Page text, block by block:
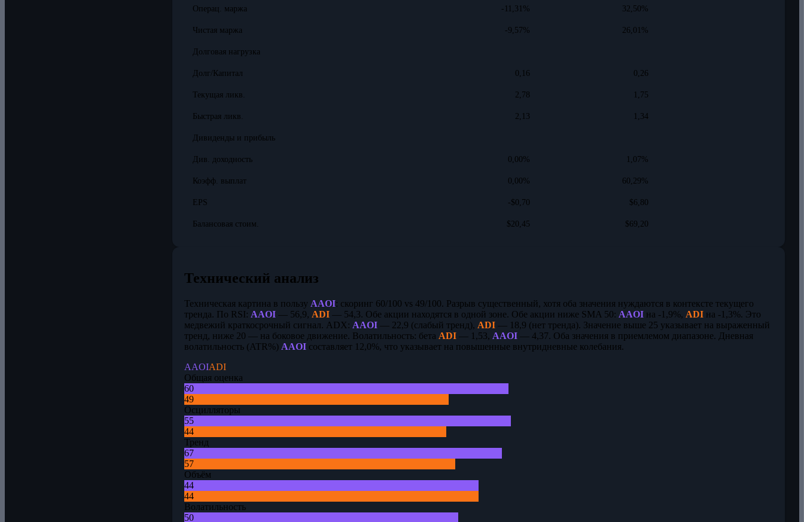
Операц. маржа -11,31% 32,50%
Чистая маржа -9,57% 26,01%
Долговая нагрузка
Долг/Капитал 0,16 0,26
Текущая ликв. 2,78 1,75
Быстрая ликв. 2,13 1,34
Дивиденды и прибыль
Див. доходность 0,00% 1,07%
Коэфф. выплат 0,00% 60,29%
EPS -$0,70 $6,80
Балансовая стоим. $20,45 $69,20
Технический анализ
Техническая картина в пользу AAOI: скоринг 60/100 vs 49/100. Разрыв существенный, хотя оба значения нуждаются в контексте текущего
тренда. По RSI: AAOI— 56,9, ADI— 54,3. Обе акции находятся в одной зоне. Обе акции ниже SMA 50: AAOIна -1,9%, ADIна -1,3%. Это
медвежий краткосрочный сигнал. ADX: AAOI— 22,9 (слабый тренд), ADI— 18,9 (нет тренда). Значение выше 25 указывает на выраженный
тренд, ниже 20 — на боковое движение. Волатильность: бета ADI— 1,53, AAOI— 4,37. Оба значения в приемлемом диапазоне. Дневная
волатильность (ATR%) AAOIсоставляет 12,0%, что указывает на повышенные внутридневные колебания.
AAOIADI
Общая оценка
60
49
Осцилляторы
55
44
Тренд
67
57
Объём
44
44
Волатильность
50